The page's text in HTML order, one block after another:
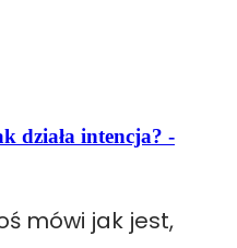
działa intencja? -
mówi jak jest,